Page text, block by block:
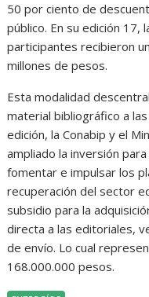
50 por ciento de
público. En su edición
participantes recibieron
millones de pesos.
Esta modalidad
material bibliográfico a
edición, la Conabip y el
ampliado la inversión
fomentar e impulsar los
recuperación del sector
subsidio para la
directa a las editoriales,
de envío. Lo cual
168.000.000 pesos.